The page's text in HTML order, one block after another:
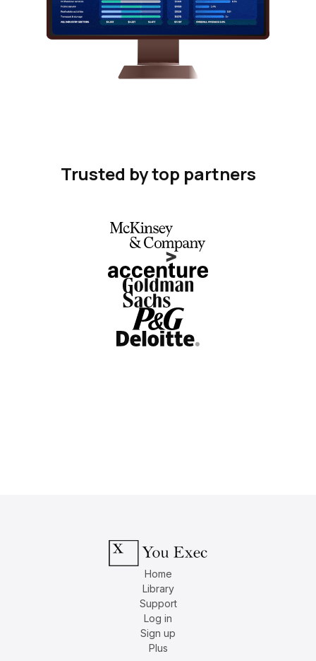
Trusted by top partners
Home
Library
Support
Log in
Sign up
Plus